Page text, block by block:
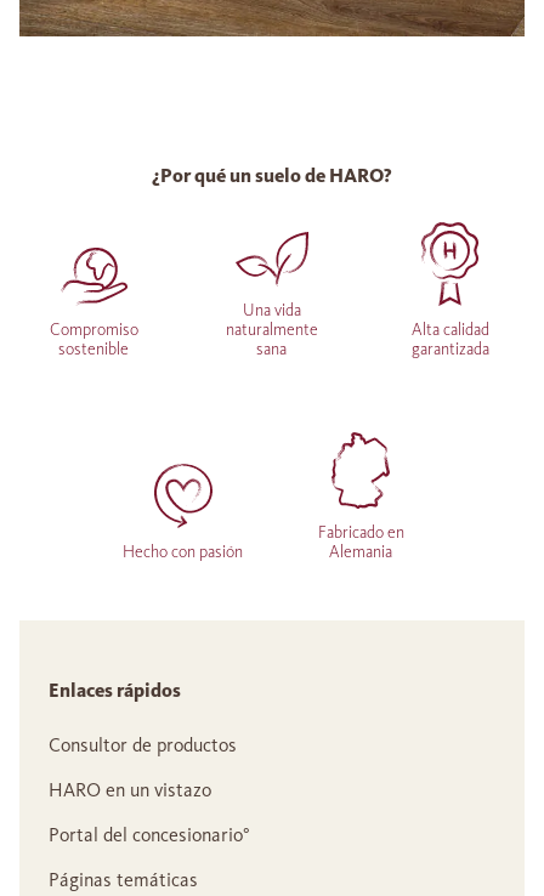
¿Por qué un suelo de HARO?
Compromiso
sostenible
Una vida
naturalmente
sana
Alta calidad
garantizada
Hecho con pasión
Fabricado en
Alemania
Enlaces rápidos
Consultor de productos
HARO en un vistazo
Portal del concesionario°
Páginas temáticas